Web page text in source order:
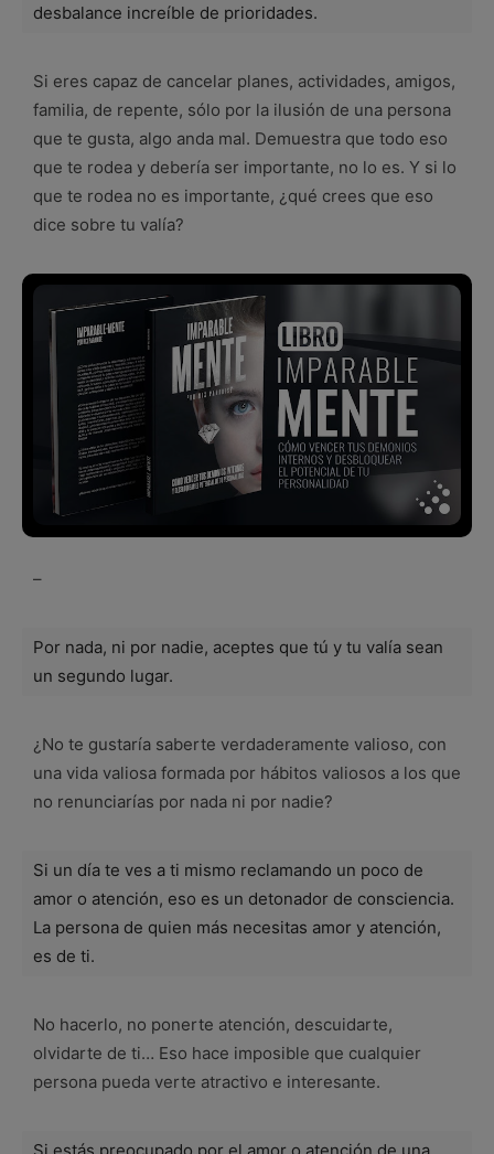
desbalance increíble de prioridades.
Si eres capaz de cancelar planes, actividades, amigos,
familia, de repente, sólo por la ilusión de una persona
que te gusta, algo anda mal. Demuestra que todo eso
que te rodea y debería ser importante, no lo es. Y si lo
que te rodea no es importante, ¿qué crees que eso
dice sobre tu valía?
–
Por nada, ni por nadie, aceptes que tú y tu valía sean
un segundo lugar.
¿No te gustaría saberte verdaderamente valioso, con
una vida valiosa formada por hábitos valiosos a los que
no renunciarías por nada ni por nadie?
Si un día te ves a ti mismo reclamando un poco de
amor o atención, eso es un detonador de consciencia.
La persona de quien más necesitas amor y atención,
es de ti.
No hacerlo, no ponerte atención, descuidarte,
olvidarte de ti… Eso hace imposible que cualquier
persona pueda verte atractivo e interesante.
Si estás preocupado por el amor o atención de una